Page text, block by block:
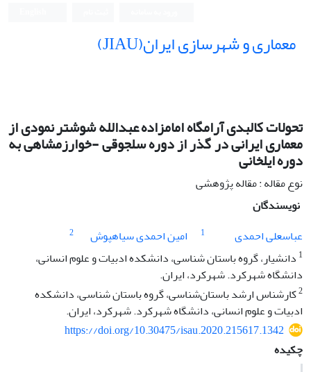
معماری و شهرسازی ایران(JIAU)
تحولات کالبدی آرامگاه امامزاده عبدالله شوشتر نمودی از
معماری ایرانی در گذر از دوره سلجوقی -خوارزمشاهی به
دوره ایلخانی
نوع مقاله : مقاله پژوهشی
نویسندگان
عباسعلی احمدی
1 امین احمدی سیاهپوش
2
1 دانشیار، گروه باستان شناسی، دانشکده ادبیات و علوم انسانی،
دانشگاه شهرکرد. شهرکرد، ایران.
2کارشناس ارشد باستان‌شناسی، گروه باستان شناسی، دانشکده
ادبیات و علوم انسانی، دانشگاه شهرکرد. شهرکرد، ایران.
https://doi.org/10.30475/isau.2020.215617.1342
چکیده